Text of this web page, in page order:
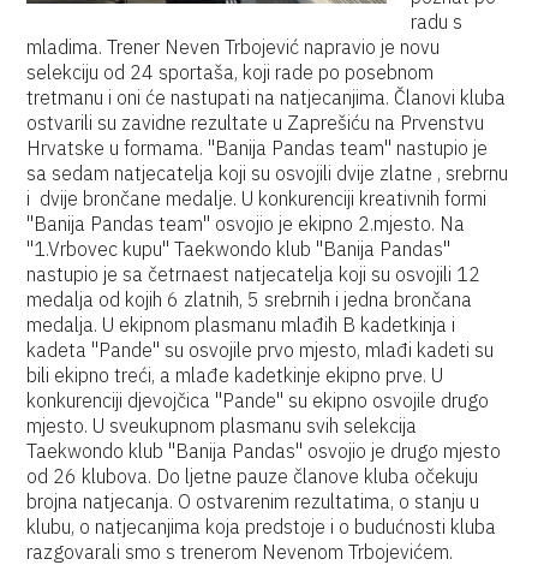
radu s
mladima. Trener Neven Trbojević napravio je novu
selekciju od 24 sportaša, koji rade po posebnom
tretmanu i oni će nastupati na natjecanjima. Članovi kluba
ostvarili su zavidne rezultate u Zaprešiću na Prvenstvu
Hrvatske u formama. "Banija Pandas team" nastupio je
sa sedam natjecatelja koji su osvojili dvije zlatne , srebrnu
i dvije brončane medalje. U konkurenciji kreativnih formi
"Banija Pandas team" osvojio je ekipno 2.mjesto. Na
"1.Vrbovec kupu" Taekwondo klub "Banija Pandas"
nastupio je sa četrnaest natjecatelja koji su osvojili 12
medalja od kojih 6 zlatnih, 5 srebrnih i jedna brončana
medalja. U ekipnom plasmanu mlađih B kadetkinja i
kadeta "Pande" su osvojile prvo mjesto, mlađi kadeti su
bili ekipno treći, a mlađe kadetkinje ekipno prve. U
konkurenciji djevojčica "Pande" su ekipno osvojile drugo
mjesto. U sveukupnom plasmanu svih selekcija
Taekwondo klub "Banija Pandas" osvojio je drugo mjesto
od 26 klubova. Do ljetne pauze članove kluba očekuju
brojna natjecanja. O ostvarenim rezultatima, o stanju u
klubu, o natjecanjima koja predstoje i o budućnosti kluba
razgovarali smo s trenerom Nevenom Trbojevićem.